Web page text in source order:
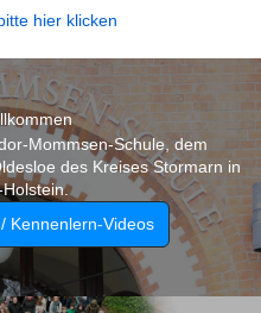
bitte hier klicken
Mommsen-Schule, dem
des Kreises Stormarn in
Kennenlern-Videos